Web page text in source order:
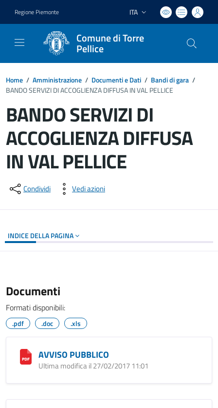
Regione Piemonte Lingua attiva:
ITA
Comune di Torre
Pellice
Home / Amministrazione / Documenti e Dati / Bandi di gara /
BANDO SERVIZI DI ACCOGLIENZA DIFFUSA IN VAL PELLICE
BANDO SERVIZI DI
ACCOGLIENZA DIFFUSA
IN VAL PELLICE
Dettagli del documento
Condividi Vedi azioni
INDICE DELLA PAGINA
Documenti
Formati disponibili:
.pdf .doc .xls
AVVISO PUBBLICO
Ultima modifica il 27/02/2017 11:01